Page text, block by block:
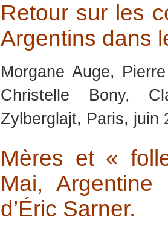
Retour sur les
Argentins dans
Morgane Auge,
Christelle Bony,
Zylberglajt, Paris, juin
Mères et «
Mai, Argentine
d’Éric Sarner.